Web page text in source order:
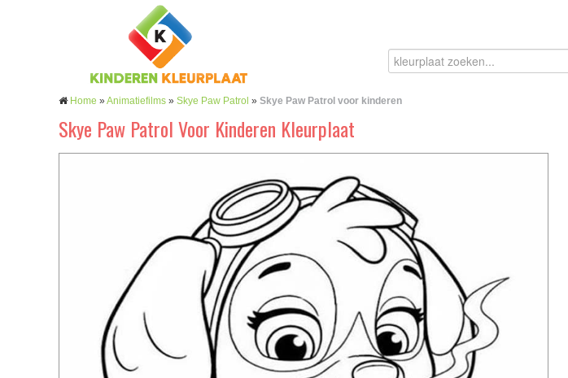
Home »Animatiefilms » Skye Paw Patrol » Skye Paw Patrol voor kinderen
Skye Paw Patrol Voor Kinderen Kleurplaat